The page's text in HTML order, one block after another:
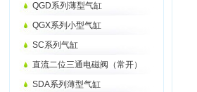
QGD系列薄型气缸
QGX系列小型气缸
SC系列气缸
直流二位三通电磁阀（常开）
SDA系列薄型气缸